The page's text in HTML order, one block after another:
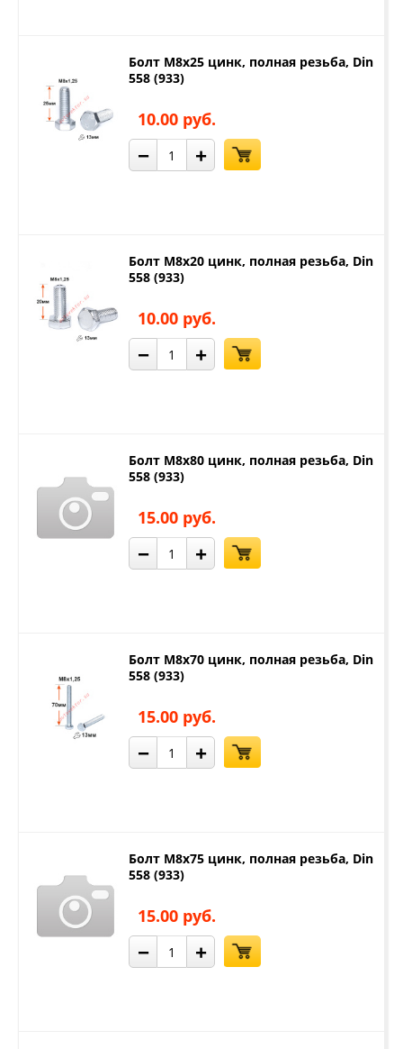
Болт М8х25 цинк, полная резьба, Din
558 (933)
10.00 руб.
− +
Болт М8х20 цинк, полная резьба, Din
558 (933)
10.00 руб.
− +
Болт М8х80 цинк, полная резьба, Din
558 (933)
15.00 руб.
− +
Болт М8х70 цинк, полная резьба, Din
558 (933)
15.00 руб.
− +
Болт М8х75 цинк, полная резьба, Din
558 (933)
15.00 руб.
− +